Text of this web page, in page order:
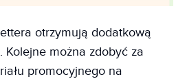
otrzymują dodatkową
Kolejne można zdobyć za
promocyjnego na